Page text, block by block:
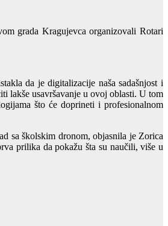
grada Kragujevca organizovali Rotari
da je digitalizacije naša sadašnjost i
lakše usavršavanje u ovoj oblasti. U tom
što će doprineti i profesionalnom
sa školskim dronom, objasnila je Zorica
prilika da pokažu šta su naučili, više u